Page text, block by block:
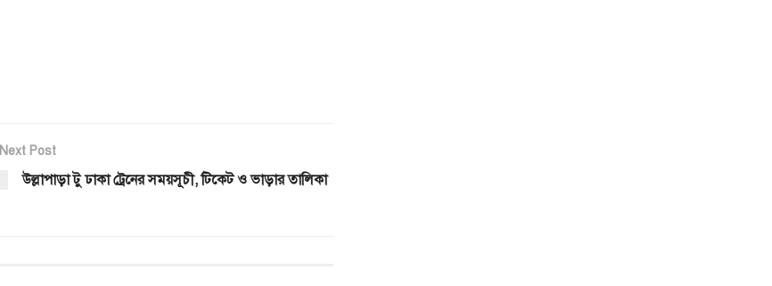
Next Post
উল্লাপাড়া টু ঢাকা ট্রেনের সময়সূচী, টিকেট ও ভাড়ার তালিকা